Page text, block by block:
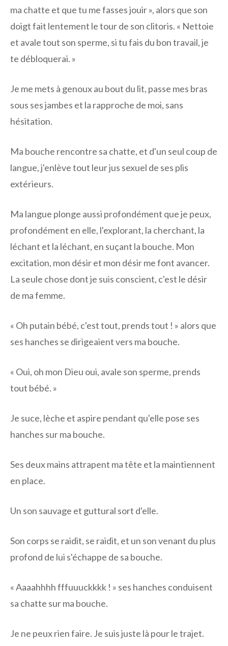
ma chatte et que tu me fasses jouir », alors que son
doigt fait lentement le tour de son clitoris. « Nettoie
et avale tout son sperme, si tu fais du bon travail, je
te débloquerai. »
Je me mets à genoux au bout du lit, passe mes bras
sous ses jambes et la rapproche de moi, sans
hésitation.
Ma bouche rencontre sa chatte, et d'un seul coup de
langue, j'enlève tout leur jus sexuel de ses plis
extérieurs.
Ma langue plonge aussi profondément que je peux,
profondément en elle, l'explorant, la cherchant, la
léchant et la léchant, en suçant la bouche. Mon
excitation, mon désir et mon désir me font avancer.
La seule chose dont je suis conscient, c'est le désir
de ma femme.
« Oh putain bébé, c'est tout, prends tout ! » alors que
ses hanches se dirigeaient vers ma bouche.
« Oui, oh mon Dieu oui, avale son sperme, prends
tout bébé. »
Je suce, lèche et aspire pendant qu'elle pose ses
hanches sur ma bouche.
Ses deux mains attrapent ma tête et la maintiennent
en place.
Un son sauvage et guttural sort d'elle.
Son corps se raidit, se raidit, et un son venant du plus
profond de lui s'échappe de sa bouche.
« Aaaahhhh fffuuuckkkk ! » ses hanches conduisent
sa chatte sur ma bouche.
Je ne peux rien faire. Je suis juste là pour le trajet.